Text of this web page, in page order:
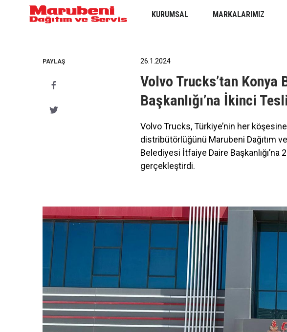
KURUMSAL MARKALARIMIZ
PAYLAŞ 26.1.2024
Volvo Trucks’tan
Başkanlığı’na İkinci
Volvo Trucks, Türkiye’nin her
distribütörlüğünü Marubeni Dağıtım
Belediyesi İtfaiye Daire
gerçekleştirdi.